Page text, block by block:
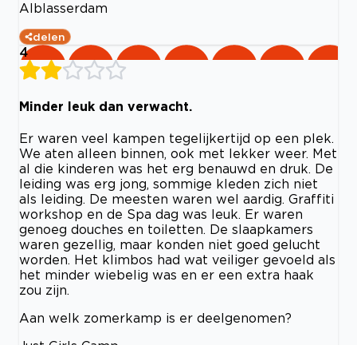
Alblasserdam
delen
4
Minder leuk dan verwacht.
Er waren veel kampen tegelijkertijd op een plek.
We aten alleen binnen, ook met lekker weer. Met
al die kinderen was het erg benauwd en druk. De
leiding was erg jong, sommige kleden zich niet
als leiding. De meesten waren wel aardig. Graffiti
workshop en de Spa dag was leuk. Er waren
genoeg douches en toiletten. De slaapkamers
waren gezellig, maar konden niet goed gelucht
worden. Het klimbos had wat veiliger gevoeld als
het minder wiebelig was en er een extra haak
zou zijn.
Aan welk zomerkamp is er deelgenomen?